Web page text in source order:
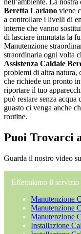
Beretta Lariano viene
a controllare i livelli di
interne che vanno
di lasciare immutata la
Manutenzione
straordinaria ogni volta
Assistenza Caldaie
problemi di altra natura,
che richiede un pronto
riportare il tuo
può restare senza
guasto ci venga anche
routine.
Puoi Trovarci
Guarda il nostro video su
Effettuiamo il servizio
Manutenzione
Manutenzione
Manutenzione
Installazione